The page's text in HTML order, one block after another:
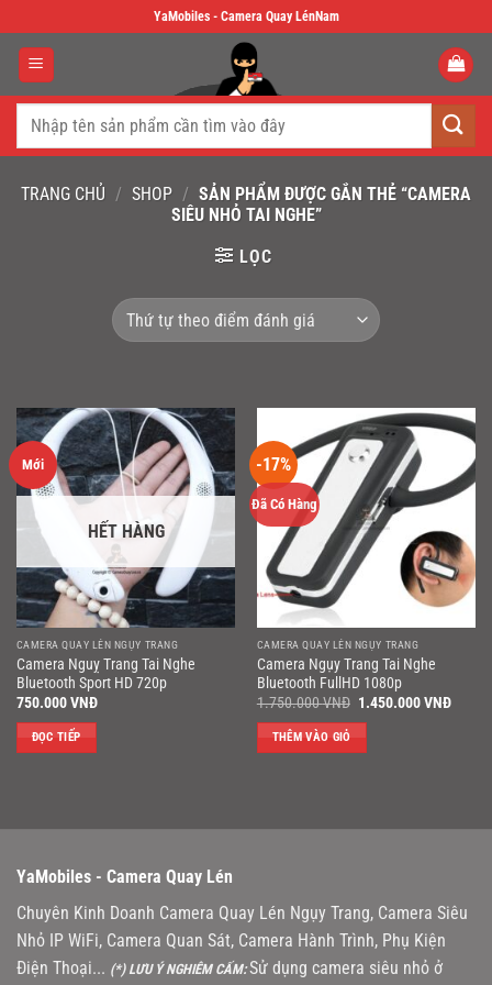
to
content
YaMobiles - Camera Quay LénNam
Tìm
TRANG CHỦ / SHOP / SẢN PHẨM ĐƯỢC GẮN THẺ “CAMERA
SIÊU NHỎ TAI NGHE”
LỌC
Mới
HẾT HÀNG
CAMERA QUAY LÉN NGỤY TRANG
Camera Nguỵ Trang Tai Nghe
Bluetooth Sport HD 720p
750.000VNĐ
ĐỌC TIẾP
-17%
Đã Có Hàng
CAMERA QUAY LÉN NGỤY TRANG
Camera Ngụy Trang Tai Nghe
Bluetooth FullHD 1080p
1.750.000VNĐ Giá
1.450.000VNĐGiá
THÊM VÀO GIỎ
YaMobiles - Camera Quay Lén
Chuyên Kinh Doanh Camera Quay Lén Ngụy Trang, Camera Siêu
Nhỏ IP WiFi, Camera Quan Sát, Camera Hành Trình, Phụ Kiện
Điện Thoại... (*) LƯU Ý NGHIÊM CẤM:Sử dụng camera siêu nhỏ ở